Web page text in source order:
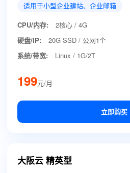
适用于小型企业建站、企业邮箱
CPU/内存:
2核心 / 4G
硬盘/IP:
20G SSD / 公网1个
系统/带宽:
Linux / 1G/2T
199元/月
立即购买
大阪云 精英型